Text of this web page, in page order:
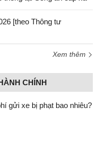
[theo Thông tư
Xem thêm
CHÍNH
gửi xe bị phạt bao nhiêu?